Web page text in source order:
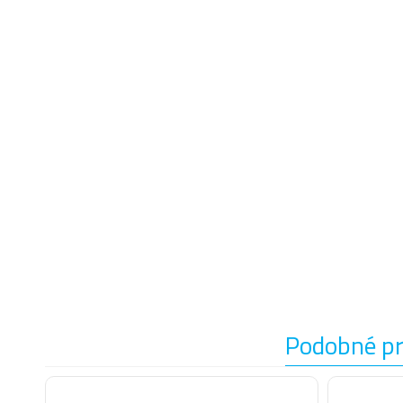
Podobné